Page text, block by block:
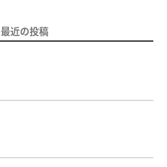
最近の投稿